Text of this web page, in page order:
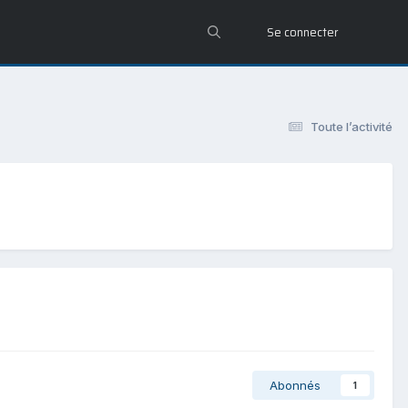
Se connecter
Toute l’activité
Abonnés 1